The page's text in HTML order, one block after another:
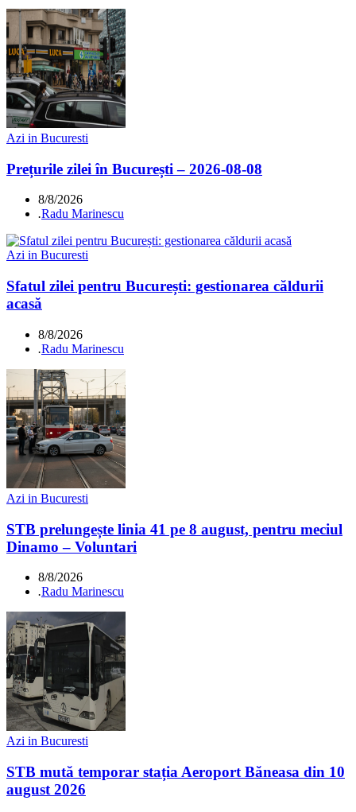
Azi in Bucuresti
Prețurile zilei în București – 2026-08-08
8/8/2026
.Radu Marinescu
Azi in Bucuresti
Sfatul zilei pentru București: gestionarea căldurii
acasă
8/8/2026
.Radu Marinescu
Azi in Bucuresti
STB prelungește linia 41 pe 8 august, pentru meciul
Dinamo – Voluntari
8/8/2026
.Radu Marinescu
Azi in Bucuresti
STB mută temporar stația Aeroport Băneasa din 10
august 2026